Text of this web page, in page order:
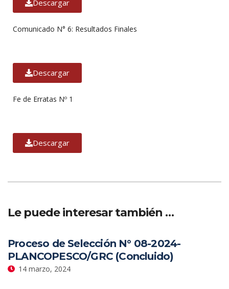
Descargar
Comunicado N° 6: Resultados Finales
Descargar
Fe de Erratas Nº 1
Descargar
Le puede interesar también …
Proceso de Selección N° 08-2024-
PLANCOPESCO/GRC (Concluido)
14 marzo, 2024